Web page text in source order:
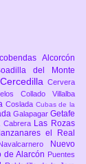
Alcorcón
del Monte
CercedillaCervera
Collado Villalba
Coslada Cubas de la
Galapagar Getafe
Cabrera Las Rozas
el Real
Nuevo
de Alarcón Puentes